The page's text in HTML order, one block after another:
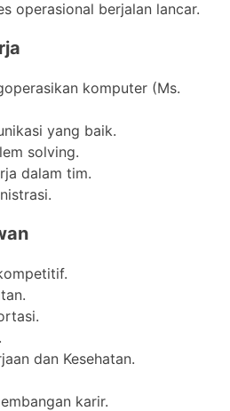
operasional berjalan lancar.
komputer (Ms.
yang baik.
solving.
dalam tim.
dan Kesehatan.
karir.